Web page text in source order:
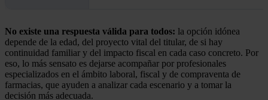
No existe una respuesta válida para todos: la opción idónea
depende de la edad, del proyecto vital del titular, de si hay
continuidad familiar y del impacto fiscal en cada caso concreto. Por
eso, lo más sensato es dejarse acompañar por profesionales
especializados en el ámbito laboral, fiscal y de compraventa de
farmacias, que ayuden a analizar cada escenario y a tomar la
decisión más adecuada.